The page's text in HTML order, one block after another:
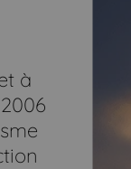
à